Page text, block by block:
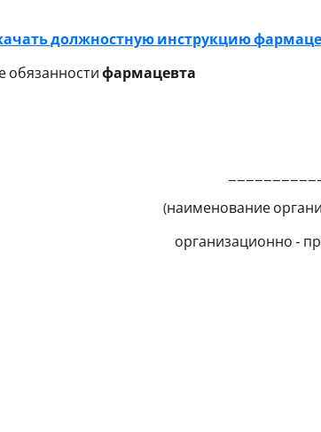
должностную инструкцию
обязанности фармацевта
(наименование
организационно